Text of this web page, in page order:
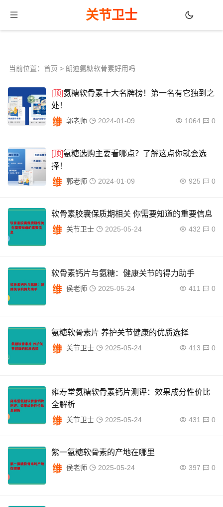
关节卫士
当前位置： 首页 > 朗迪氨糖软骨素好用吗
[顶]氨糖软骨素十大名牌榜！第一名有它独到之
处！
郭老师 2024-01-09 1064 0
[顶]氨糖选购主要看哪点？了解这点你就会选
择！
郭老师 2024-01-09 925 0
软骨素胶囊保质期相关 你需要知道的重要信息
关节卫士 2025-05-24 432 0
软骨素钙片与氨糖：健康关节的得力助手
侯老师 2025-05-24 411 0
氨糖软骨素片 养护关节健康的优质选择
关节卫士 2025-05-24 413 0
雍寿堂氨糖软骨素钙片测评：效果成分性价比
全解析
关节卫士 2025-05-24 431 0
紫一氨糖软骨素的产地在哪里
侯老师 2025-05-24 397 0